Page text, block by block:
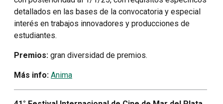
detallados en las bases de la convocatoria y especial
interés en trabajos innovadores y producciones de
estudiantes.
Premios: gran diversidad de premios.
Más info: Anima